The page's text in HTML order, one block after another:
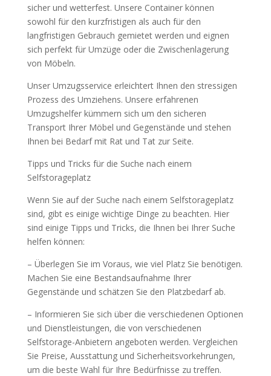
sicher und wetterfest. Unsere Container können
sowohl für den kurzfristigen als auch für den
langfristigen Gebrauch gemietet werden und eignen
sich perfekt für Umzüge oder die Zwischenlagerung
von Möbeln.
Unser Umzugsservice erleichtert Ihnen den stressigen
Prozess des Umziehens. Unsere erfahrenen
Umzugshelfer kümmern sich um den sicheren
Transport Ihrer Möbel und Gegenstände und stehen
Ihnen bei Bedarf mit Rat und Tat zur Seite.
Tipps und Tricks für die Suche nach einem
Selfstorageplatz
Wenn Sie auf der Suche nach einem Selfstorageplatz
sind, gibt es einige wichtige Dinge zu beachten. Hier
sind einige Tipps und Tricks, die Ihnen bei Ihrer Suche
helfen können:
– Überlegen Sie im Voraus, wie viel Platz Sie benötigen.
Machen Sie eine Bestandsaufnahme Ihrer
Gegenstände und schätzen Sie den Platzbedarf ab.
– Informieren Sie sich über die verschiedenen Optionen
und Dienstleistungen, die von verschiedenen
Selfstorage-Anbietern angeboten werden. Vergleichen
Sie Preise, Ausstattung und Sicherheitsvorkehrungen,
um die beste Wahl für Ihre Bedürfnisse zu treffen.